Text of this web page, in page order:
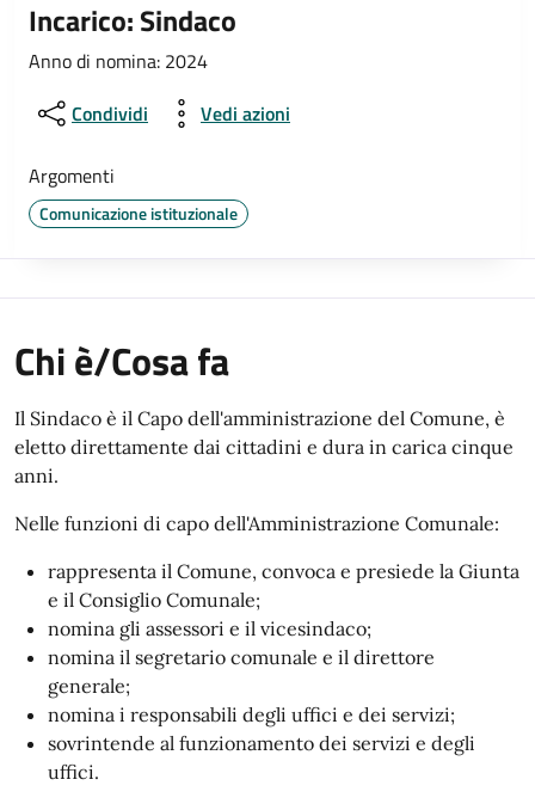
Incarico: Sindaco
Anno di nomina: 2024
Condividi
Vedi azioni
Argomenti
Comunicazione istituzionale
Chi è/Cosa fa
Il Sindaco è il Capo dell'amministrazione del Comune, è
eletto direttamente dai cittadini e dura in carica cinque
anni.
Nelle funzioni di capo dell'Amministrazione Comunale:
rappresenta il Comune, convoca e presiede la Giunta
e il Consiglio Comunale;
nomina gli assessori e il vicesindaco;
nomina il segretario comunale e il direttore
generale;
nomina i responsabili degli uffici e dei servizi;
sovrintende al funzionamento dei servizi e degli
uffici.